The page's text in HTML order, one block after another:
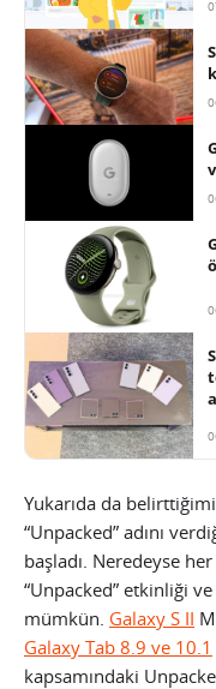
Yukarıda da
“Unpacked” adını
başladı. Neredeyse
“Unpacked” etkinliği
mümkün. Galaxy S II
Galaxy Tab 8.9 ve 10.1
kapsamındaki